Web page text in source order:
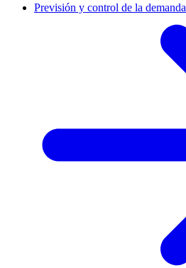
Previsión y control de la demanda